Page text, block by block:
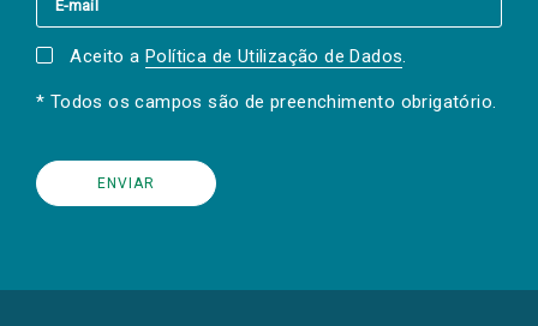
Aceito a Política de Utilização de Dados.
* Todos os campos são de preenchimento obrigatório.